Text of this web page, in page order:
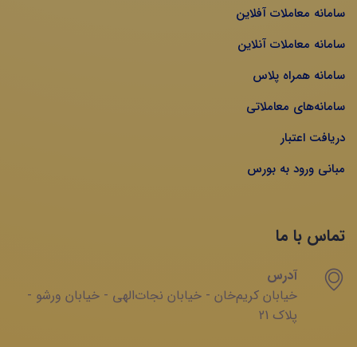
سامانه معاملات آفلاین
سامانه معاملات آنلاین
سامانه همراه پلاس
سامانه‌های معاملاتی
دریافت اعتبار
مبانی ورود به بورس
تماس با ما
آدرس
خیابان‌ کریم‌‌خان - خیابان ‌نجات‌الهی - خیابان ‌ورشو -
پلاک 21